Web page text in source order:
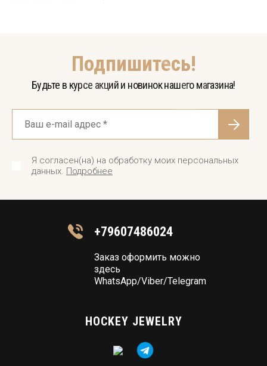
Подпишитесь!
Будьте в курсе акций и новинок нашего магазина!
Я согласен(на) на обработку моих персональных
данных. Подробнее
+79607486024
Заказ оформить можно
здесь
WhatsApp/Viber/Telegram
HOCKEY JEWELRY